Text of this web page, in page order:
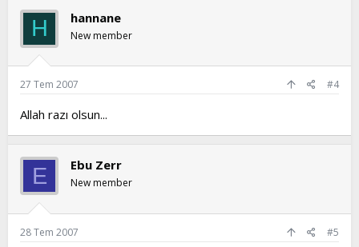
H hannane
New member
27 Tem 2007 #4
Allah razı olsun...
E Ebu Zerr
New member
28 Tem 2007 #5